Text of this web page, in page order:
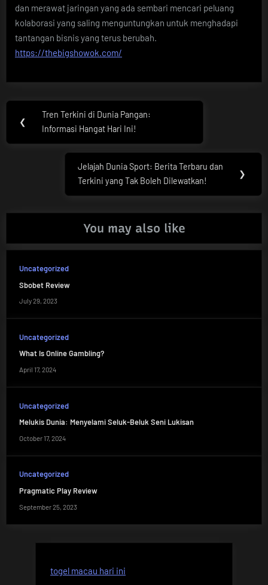
dan merawat jaringan yang ada sembari mencari peluang
kolaborasi yang saling menguntungkan untuk menghadapi
tantangan bisnis yang terus berubah.
https://thebigshowok.com/
Post
navigation
❮
Previous
Post:
Tren Terkini di Dunia Pangan:
Informasi Hangat Hari Ini!
Next
Post:
Jelajah Dunia Sport: Berita Terbaru dan
Terkini yang Tak Boleh Dilewatkan!
❯
You may also like
Uncategorized
Sbobet Review
July 29, 2023
Uncategorized
What Is Online Gambling?
April 17, 2024
Uncategorized
Melukis Dunia: Menyelami Seluk-Beluk Seni Lukisan
October 17, 2024
Uncategorized
Pragmatic Play Review
September 25, 2023
togel macau hari ini